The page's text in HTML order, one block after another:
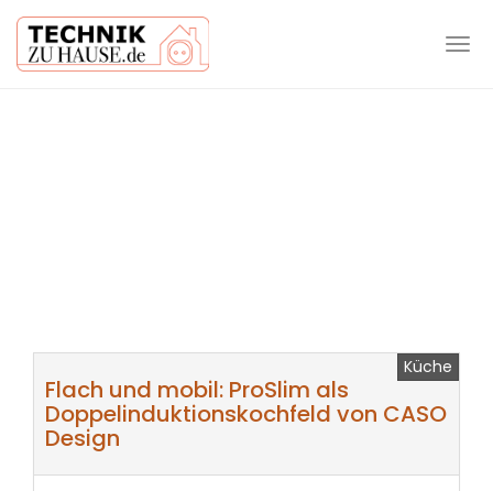
Küche
Flach und mobil: ProSlim als
Doppelinduktionskochfeld von CASO
Design